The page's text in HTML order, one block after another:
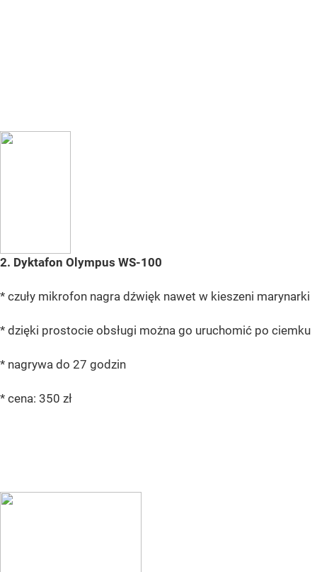
2. Dyktafon Olympus WS-100
* czuły mikrofon nagra dźwięk nawet w kieszeni marynarki
* dzięki prostocie obsługi można go uruchomić po ciemku
* nagrywa do 27 godzin
* cena: 350 zł